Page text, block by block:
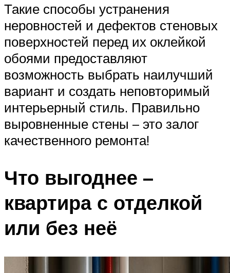
Такие способы устранения
неровностей и дефектов стеновых
поверхностей перед их оклейкой
обоями предоставляют
возможность выбрать наилучший
вариант и создать неповторимый
интерьерный стиль. Правильно
выровненные стены – это залог
качественного ремонта!
Что выгоднее –
квартира с отделкой
или без неё